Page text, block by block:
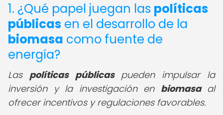
1. ¿Qué papel juegan las políticas
públicas en el desarrollo de la
biomasa como fuente de
energía?
Las políticas públicaspueden impulsar la
inversión y la investigación en biomasaal
ofrecer incentivos y regulaciones favorables.